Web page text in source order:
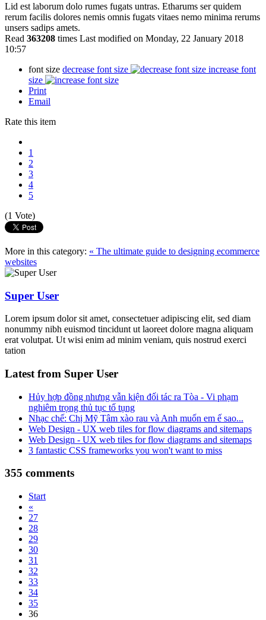
Lid est laborum dolo rumes fugats untras. Etharums ser quidem
rerum facilis dolores nemis omnis fugats vitaes nemo minima rerums
unsers sadips amets.
Read 363208 times Last modified on Monday, 22 January 2018
10:57
font size decrease font size
increase font
size
Print
Email
Rate this item
1
2
3
4
5
(1 Vote)
More in this category: « The ultimate guide to designing ecommerce
websites
Super User
Lorem ipsum dolor sit amet, consectetuer adipiscing elit, sed diam
nonummy nibh euismod tincidunt ut laoreet dolore magna aliquam
erat volutpat. Ut wisi enim ad minim veniam, quis nostrud exerci
tation
Latest from Super User
Hủy hợp đồng nhưng vẫn kiện đối tác ra Tòa - Vi phạm
nghiêm trọng thủ tục tố tụng
Nhạc chế: Chị Mỹ Tâm xào rau và Anh muốn em ế sao...
Web Design - UX web tiles for flow diagrams and sitemaps
Web Design - UX web tiles for flow diagrams and sitemaps
3 fantastic CSS frameworks you won't want to miss
355 comments
Start
«
27
28
29
30
31
32
33
34
35
36